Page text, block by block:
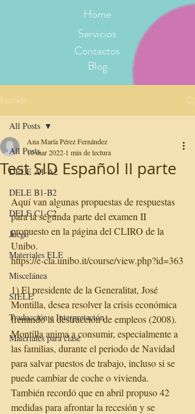
Home
Servicios
Contactos
Blog
Entrada
All Posts
DELE A1-A2
DELE B1-B2
DELE C1-C2
Juego
Materiales ELE
Miscelánea
SIELE
Traducción e Interpretación
Materiales para clase
All Posts
Test SID Español II parte
Ana María Pérez Fernández
10 mar 2022 1 min de lectura
Aquí van algunas propuestas de respuestas
para la segunda parte del examen II
propuesto en la página del CLIRO de la
Unibo.
https://e-cla.unibo.it/course/view.php?id=363
1) El presidente de la Generalitat, José
Montilla, desea resolver la crisis económica
frenando la destrucción de empleos (2008).
Montilla anima a consumir, especialmente a
las familias, durante el periodo de Navidad
para salvar puestos de trabajo, incluso si se
puede cambiar de coche o vivienda.
También recordó que en abril propuso 42
medidas para afrontar la recesión y se